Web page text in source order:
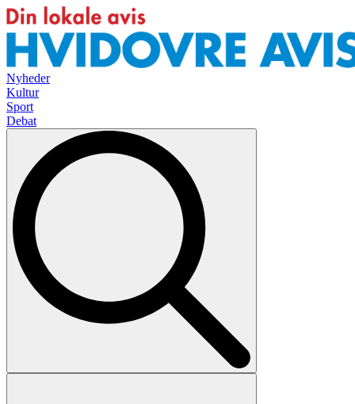
Nyheder
Kultur
Sport
Debat
Search